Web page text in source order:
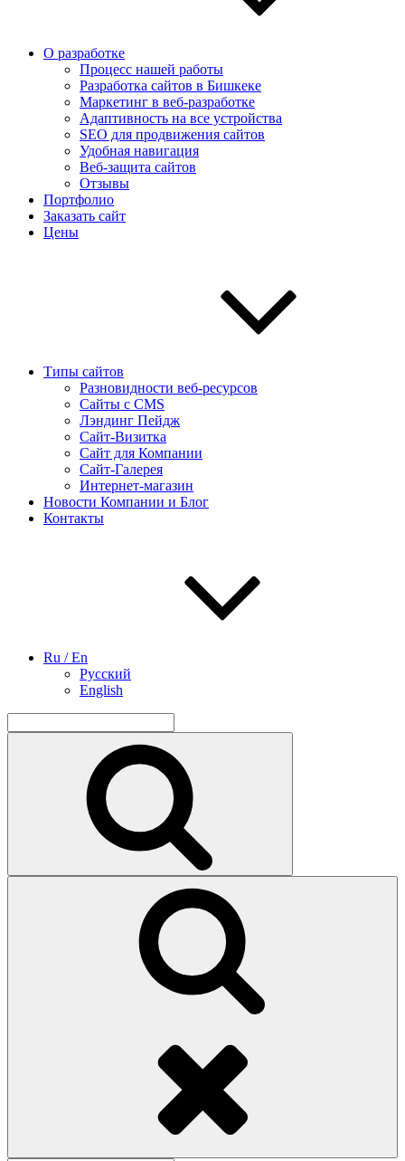
О разработке
Процесс нашей работы
Разработка сайтов в Бишкеке
Маркетинг в веб-разработке
Адаптивность на все устройства
SEO для продвижения сайтов
Удобная навигация
Веб-защита сайтов
Отзывы
Портфолио
Заказать сайт
Цены
Типы сайтов
Разновидности веб-ресурсов
Сайты с CMS
Лэндинг Пейдж
Сайт-Визитка
Сайт для Компании
Сайт-Галерея
Интернет-магазин
Новости Компании и Блог
Контакты
Ru / En
Русский
English